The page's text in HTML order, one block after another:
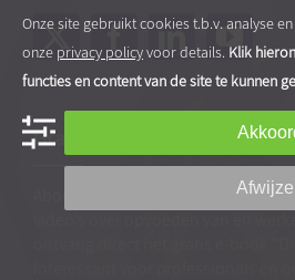
Gratis tips, artikelen en
Abonneer je op onze nieuwsbrief
Onze site gebruikt cookies t.b.v. analyse
onze privacy policyvoor details. Klik
functies en content van de site te kunnen